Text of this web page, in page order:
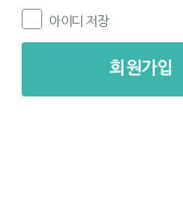
아이디 저장
회원가입